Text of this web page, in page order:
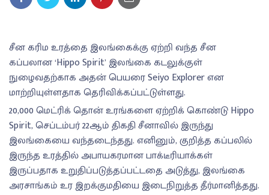
சீன கரிம உரத்தை இலங்கைக்கு ஏற்றி வந்த சீன
கப்பலான ‘Hippo Spirit’ இலங்கை கடலுக்குள்
நுழைவதற்காக அதன் பெயரை Seiyo Explorer என
மாற்றியுள்ளதாக தெரிவிக்கப்பட்டுள்ளது.
20,000 மெட்ரிக் தொன் உரங்களை ஏற்றிக் கொண்டு Hippo
Spirit, செப்டம்பர் 22ஆம் திகதி சீனாவில் இருந்து
இலங்கையை வந்தடைந்தது. எனினும், குறித்த கப்பலில்
இருந்த உரத்தில் அபாயகரமான பாக்டீரியாக்கள்
இருப்பதாக உறுதிப்படுத்தப்பட்டதை அடுத்து, இலங்கை
அரசாங்கம் உர இறக்குமதியை இடைநிறுத்த தீர்மானித்தது.